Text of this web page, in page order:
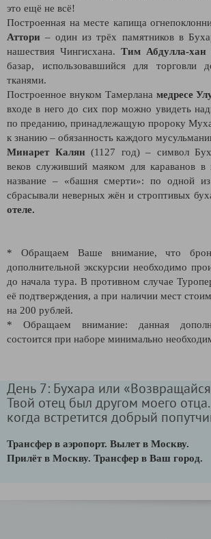
это ещё не всё!
Построенная на месте капища
Аттори – один из трёх памятников в
нашествия Чингисхана. Тим Абдулла-хан
базар, использовавшийся для торговли
тканями.
Построенное внуком Тамерлана медресе
входе в него до сих пор можно увидеть
по преданию, принадлежащую пророку
к знанию – обязанность каждого
Минарет Калян (1127 год) – символ
веков служивший маяком для караванов в
название – «башня смерти»: по одной
сбрасывали неверных жён и строптивых
отеле.
* Обращаем Ваше внимание, что
дополнительной экскурсии необходимо
до начала тура. В противном случае
её подтверждения, а при наличии мест
на 200 рублей.
* Обращаем внимание: данная
состоится при наборе минимально
День 7: Бухара или
Твой отец был другом моего
когда встретится добрый
Трансфер в аэропорт. Вылет в Москву.
Прилёт в Москву. Трансфер в Ваш город.